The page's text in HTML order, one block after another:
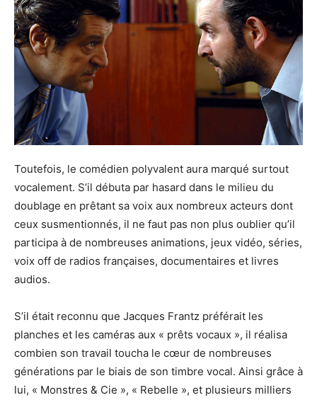
Toutefois, le comédien polyvalent aura marqué surtout
vocalement. S’il débuta par hasard dans le milieu du
doublage en prêtant sa voix aux nombreux acteurs dont
ceux susmentionnés, il ne faut pas non plus oublier qu’il
participa à de nombreuses animations, jeux vidéo, séries,
voix off de radios françaises, documentaires et livres
audios.
S’il était reconnu que Jacques Frantz préférait les
planches et les caméras aux « prêts vocaux », il réalisa
combien son travail toucha le cœur de nombreuses
générations par le biais de son timbre vocal. Ainsi grâce à
lui, « Monstres & Cie », « Rebelle », et plusieurs milliers